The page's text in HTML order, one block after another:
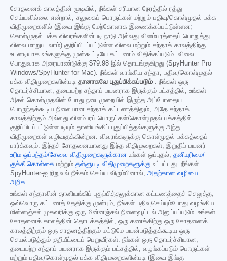
சோதனைக் காலத்தின் முடிவில், நீங்கள் சரியான நேரத்தில் ரத்து
செய்யவில்லை என்றால், சலுகைப் பொருட்கள் மற்றும் பதிவு/கொள்முதல் பக்க
விதிமுறைகளில் (இவை இங்கு மேற்கோளாக இணைக்கப்பட்டுள்ளன;
கொள்முதல் பக்க விவரங்களின்படி நாடு அல்லது விளம்பரத்தைப் பொறுத்து
விலை மாறுபடலாம்) குறிப்பிடப்பட்டுள்ள விலை மற்றும் சந்தாக் காலத்திற்கு
உடனடியாக உங்களுக்கு முன்கூட்டியே கட்டணம் விதிக்கப்படும். விலை
பொதுவாக அரையாண்டுக்கு $79.98 இல் தொடங்குகிறது (SpyHunter Pro
Windows/SpyHunter for Mac). நீங்கள் வாங்கிய சந்தா, பதிவு/கொள்முதல்
பக்க விதிமுறைகளின்படி தானாகவே புதுப்பிக்கப்படும் . நீங்கள் ஒரு
தொடர்ச்சியான, தடையற்ற சந்தாப் பயனராக இருக்கும் பட்சத்தில், உங்கள்
அசல் கொள்முதலின் போது நடைமுறையில் இருந்த அப்போதைய
பொருந்தக்கூடிய நிலையான சந்தாக் கட்டணத்திலும், அதே சந்தாக்
காலத்திற்கும் அல்லது விளம்பரப் பொருட்கள்/கொள்முதல் பக்கத்தில்
குறிப்பிடப்பட்டுள்ளபடியும் தானியங்கிப் புதுப்பித்தல்களுக்கு அந்த
விதிமுறைகள் வழிவகுக்கின்றன. விவரங்களுக்கு கொள்முதல் பக்கத்தைப்
பார்க்கவும். இந்தச் சோதனையானது இந்த விதிமுறைகள், இறுதிப் பயனர்
உரிம ஒப்பந்தம்/சேவை விதிமுறைகளுக்கான உங்கள் ஒப்புதல், தனியுரிமை/
குக்கீ கொள்கை மற்றும் தள்ளுபடி விதிமுறைகளுக்கு உட்பட்டது. நீங்கள்
SpyHunter-ஐ நிறுவல் நீக்கம் செய்ய விரும்பினால், அதற்கான வழியை
அறிக
உங்கள் சந்தாவின் தானியங்கிப் புதுப்பித்தலுக்கான கட்டணத்தைச் செலுத்த,
ஒவ்வொரு கட்டணத் தேதிக்கு முன்பும், நீங்கள் பதிவுசெய்யும்போது வழங்கிய
மின்னஞ்சல் முகவரிக்கு ஒரு மின்னஞ்சல் நினைவூட்டல் அனுப்பப்படும். உங்கள்
சோதனைக் காலத்தின் தொடக்கத்தில், ஒரு கணக்கிற்கு ஒரு சோதனைக்
காலத்திற்கும் ஒரு சாதனத்திற்கும் மட்டுமே பயன்படுத்தக்கூடிய ஒரு
செயல்படுத்தும் குறியீட்டைப் பெறுவீர்கள். நீங்கள் ஒரு தொடர்ச்சியான,
தடையற்ற சந்தாப் பயனராக இருக்கும் பட்சத்தில், வழங்கப்படும் பொருட்கள்
மற்றும் பதிவு/கொள்முதல் பக்க விதிமுறைகளின்படி (இவை இங்கு